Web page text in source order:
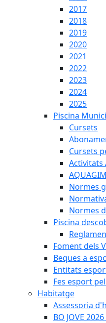
2017
2018
2019
2020
2021
2022
2023
2024
2025
Piscina
Cursets
Cursets
Activitats
AQUAGIM
Normes
Normes
Piscina
Foment dels
Beques a
Entitats
Fes esport
Habitatge
Assessoria
BO JOVE